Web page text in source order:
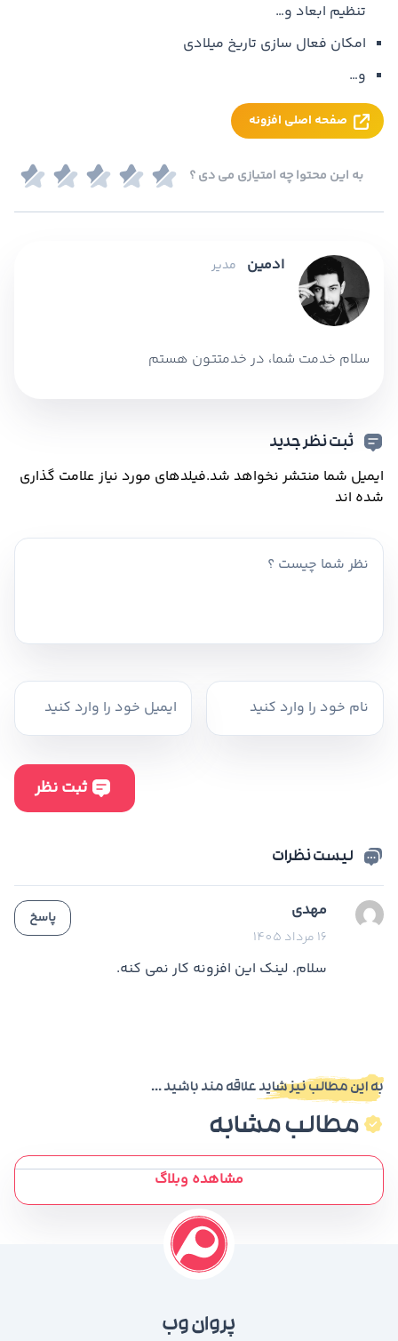
تنظیم ابعاد و…
امکان فعال سازی تاریخ میلادی
و…
صفحه اصلی افزونه
به این محتوا چه امتیازی می دی ؟
ادمین مدیر
سلام خدمت شما، در خدمتتون هستم
ثبت نظر جدید
ایمیل شما منتشر نخواهد شد.فیلدهای مورد نیاز علامت گذاری
شده اند
لیست نظرات
مهدی
16 مرداد 1405
سلام. لینک این افزونه کار نمی کنه.
پاسخ
به این مطالب نیز شاید علاقه مند باشید ...
مطالب مشابه
مشاهده وبلاگ
پروان وب